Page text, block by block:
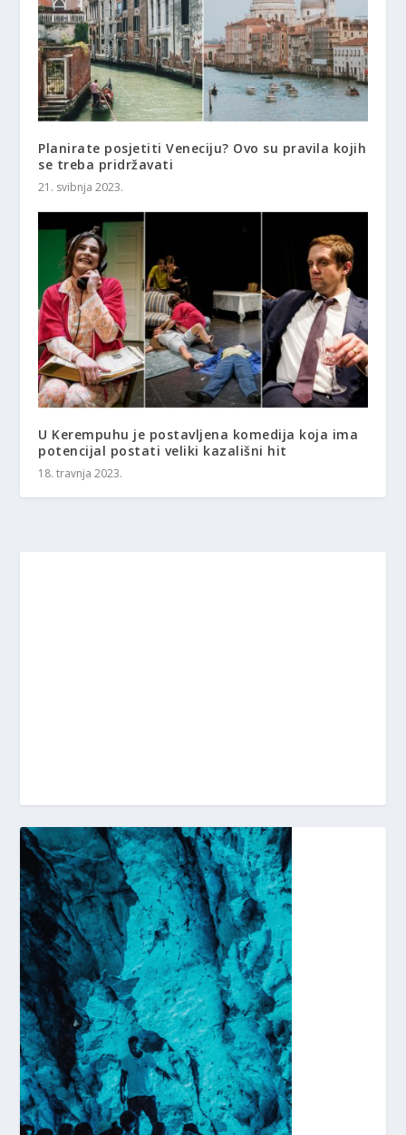
Planirate posjetiti Veneciju? Ovo su pravila kojih
se treba pridržavati
21. svibnja 2023.
U Kerempuhu je postavljena komedija koja ima
potencijal postati veliki kazališni hit
18. travnja 2023.